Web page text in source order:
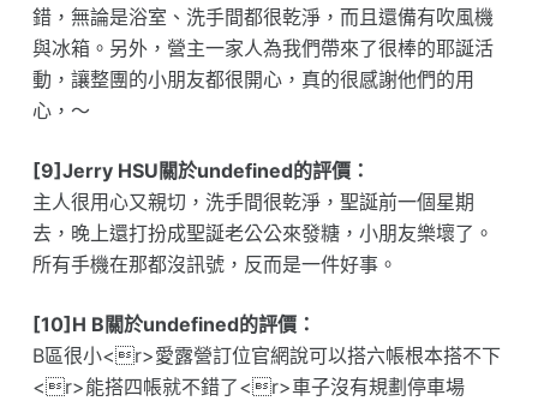
錯，無論是浴室、洗手間都很乾淨，而且還備有吹風機
與冰箱。另外，營主一家人為我們帶來了很棒的耶誕活
動，讓整團的小朋友都很開心，真的很感謝他們的用
心，～
[9]Jerry HSU關於undefined的評價：
主人很用心又親切，洗手間很乾淨，聖誕前一個星期
去，晚上還打扮成聖誕老公公來發糖，小朋友樂壞了。
所有手機在那都沒訊號，反而是一件好事。
[10]H B關於undefined的評價：
B區很小<r>愛露營訂位官網說可以搭六帳根本搭不下
<r>能搭四帳就不錯了<r>車子沒有規劃停車場